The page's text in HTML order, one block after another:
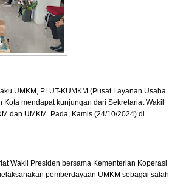
UMKM, PLUT-KUMKM (Pusat Layanan Usaha
mendapat kunjungan dari Sekretariat Wakil
dan UMKM. Pada, Kamis (24/10/2024) di
Wakil Presiden bersama Kementerian Koperasi
pemberdayaan UMKM sebagai salah